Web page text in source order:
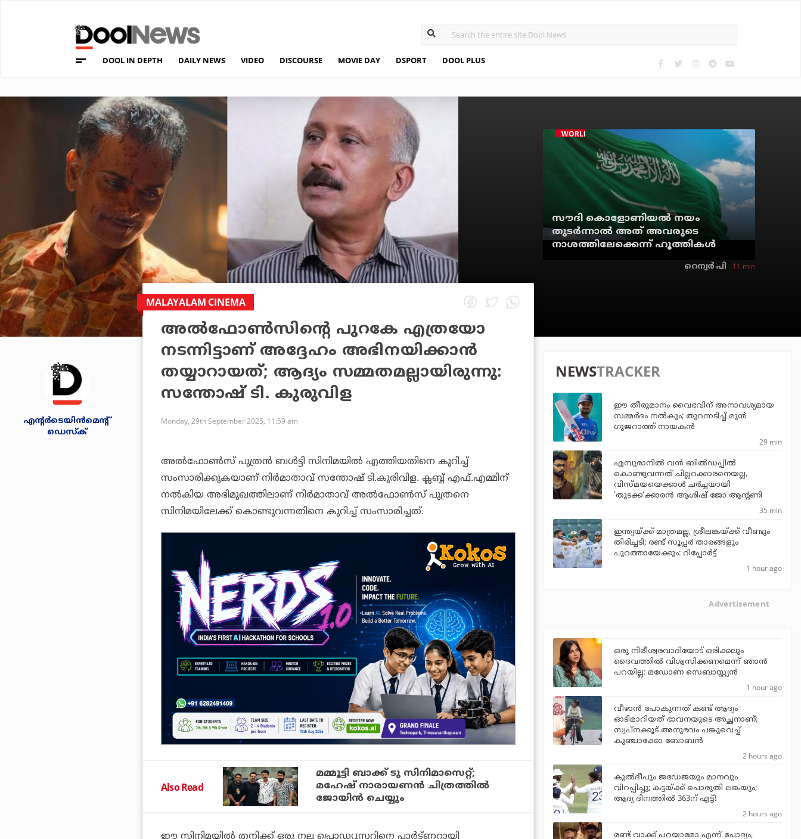
DOOL IN DEPTH DAILY NEWS VIDEO DISCOURSE MOVIE DAY DSPORT DOOL PLUS
WORLD
സൗദി കൊളോണിയല്‍ നയം
തുടര്‍ന്നാല്‍ അത് അവരുടെ
നാശത്തിലേക്കെന്ന് ഹൂത്തികള്‍
റെന്വര്‍ പി 11 min
എന്റര്‍ടെയിന്‍മെന്റ്
ഡെസ്‌ക്
MALAYALAM CINEMA
അല്‍ഫോണ്‍സിന്റെ പുറകേ എത്രയോ
നടന്നിട്ടാണ് അദ്ദേഹം അഭിനയിക്കാന്‍
തയ്യാറായത്; ആദ്യം സമ്മതമല്ലായിരുന്നു:
സന്തോഷ് ടി. കുരുവിള
Monday, 29th September 2025, 11:59 am
അല്‍ഫോണ്‍സ് പുത്രന്‍ ബള്‍ട്ടി സിനിമയില്‍ എത്തിയതിനെ കുറിച്ച്
സംസാരിക്കുകയാണ് നിര്‍മാതാവ് സന്തോഷ് ടി.കുരിവിള. ക്ലബ്ബ് എഫ്.എമ്മിന്
നല്‍കിയ അഭിമുഖത്തിലാണ് നിര്‍മാതാവ് അല്‍ഫോണ്‍സ് പുത്രനെ
സിനിമയിലേക്ക് കൊണ്ടുവന്നതിനെ കുറിച്ച് സംസാരിച്ചത്.
Also Read
മമ്മൂട്ടി ബാക്ക് ടു സിനിമാസെറ്റ്;
മഹേഷ് നാരായണൻ ചിത്രത്തിൽ
ജോയിൻ ചെയ്യും
NEWSTRACKER
ഈ തീരുമാനം വൈഭവിന് അനാവശ്യമായ
സമ്മര്‍ദം നല്‍കും; തുറന്നടിച്ച് മുന്‍
ഗുജറാത്ത് നായകന്‍
29 min
എമ്പുരാനില്‍ വന്‍ ബില്‍ഡപ്പില്‍
കൊണ്ടുവന്നത് ചില്ലറക്കാരനെയല്ല,
വിസ്മയയെക്കാള്‍ ചര്‍ച്ചയായി
'തുടക്ക'ക്കാരന്‍ ആശിഷ് ജോ ആന്റണി
35 min
ഇന്ത്യയ്ക്ക് മാത്രമല്ല, ശ്രീലങ്കയ്ക്ക് വീണ്ടും
തിരിച്ചടി; രണ്ട് സൂപ്പര്‍ താരങ്ങളും
പുറത്തായേക്കും: റിപ്പോര്‍ട്ട്
1 hour ago
Advertisement
ഒരു നിരീശ്വരവാദിയോട് ഒരിക്കലും
ദൈവത്തിൽ വിശ്വസിക്കണമെന്ന് ഞാൻ
പറയില്ല: മഡോണ സെബാസ്റ്റ്യൻ
1 hour ago
വീഴാന്‍ പോകുന്നത് കണ്ട് ആദ്യം
ഓടിമാറിയത് ഭാവനയുടെ അച്ഛനാണ്;
സ്വപ്‌നക്കൂട് അനുഭവം പങ്കുവെച്ച്
കുഞ്ചാക്കോ ബോബന്‍
2 hours ago
കുല്‍ദീപും ജഡേജയും മാനവും
വിറപ്പിച്ചു; കട്ടയ്ക്ക് പൊരുതി ലങ്കയും;
ആദ്യ ദിനത്തില്‍ 363ന് എട്ട്!
2 hours ago
രണ്ട് വാക്ക് പറയാമോ എന്ന് ചോദ്യം,